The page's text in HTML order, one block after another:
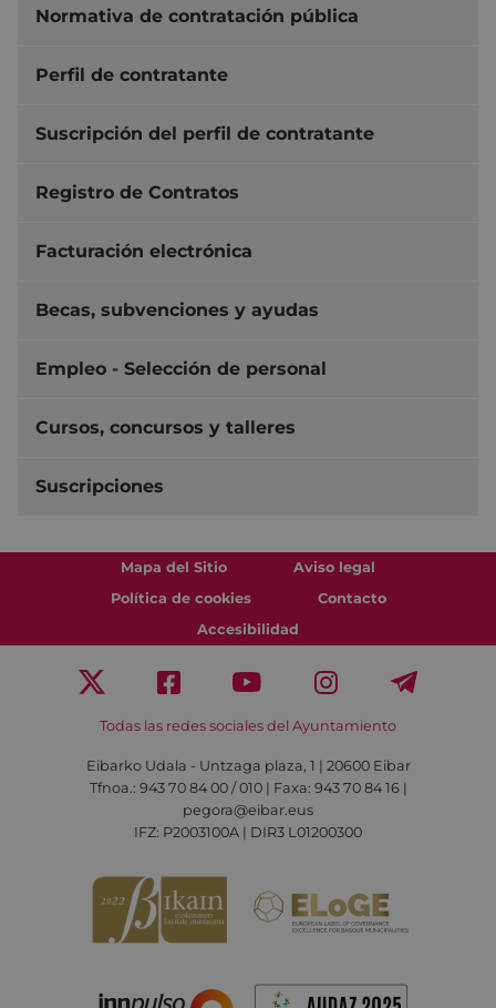
Normativa de contratación pública
Perfil de contratante
Suscripción del perfil de contratante
Registro de Contratos
Facturación electrónica
Becas, subvenciones y ayudas
Empleo - Selección de personal
Cursos, concursos y talleres
Suscripciones
Mapa del Sitio
Aviso legal
Política de cookies
Contacto
Accesibilidad
Todas las redes sociales del Ayuntamiento
Eibarko Udala - Untzaga plaza, 1 | 20600 Eibar
Tfnoa.: 943 70 84 00 / 010 | Faxa: 943 70 84 16 |
pegora@eibar.eus
IFZ: P2003100A | DIR3 L01200300